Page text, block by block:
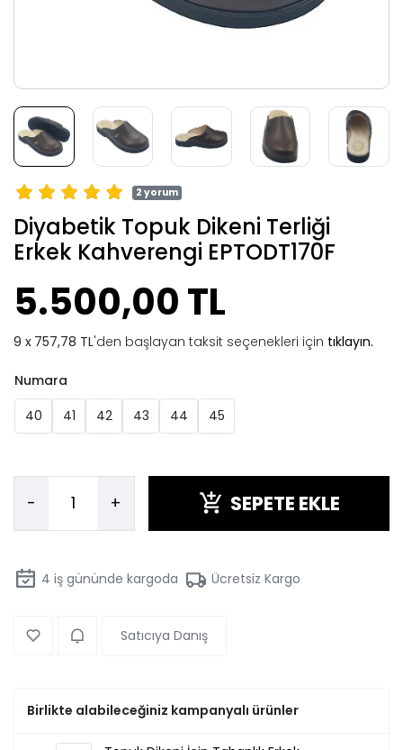
2 yorum
Diyabetik Topuk Dikeni Terliği
Erkek Kahverengi EPTODT170F
5.500,00 TL
757,78 TL'den başlayan taksit seçenekleri için tıklayın.
Numara
40
41 42 43 44 45
- + SEPETE EKLE
4 iş gününde kargoda Ücretsiz Kargo
Satıcıya Danış
Birlikte alabileceğiniz kampanyalı ürünler